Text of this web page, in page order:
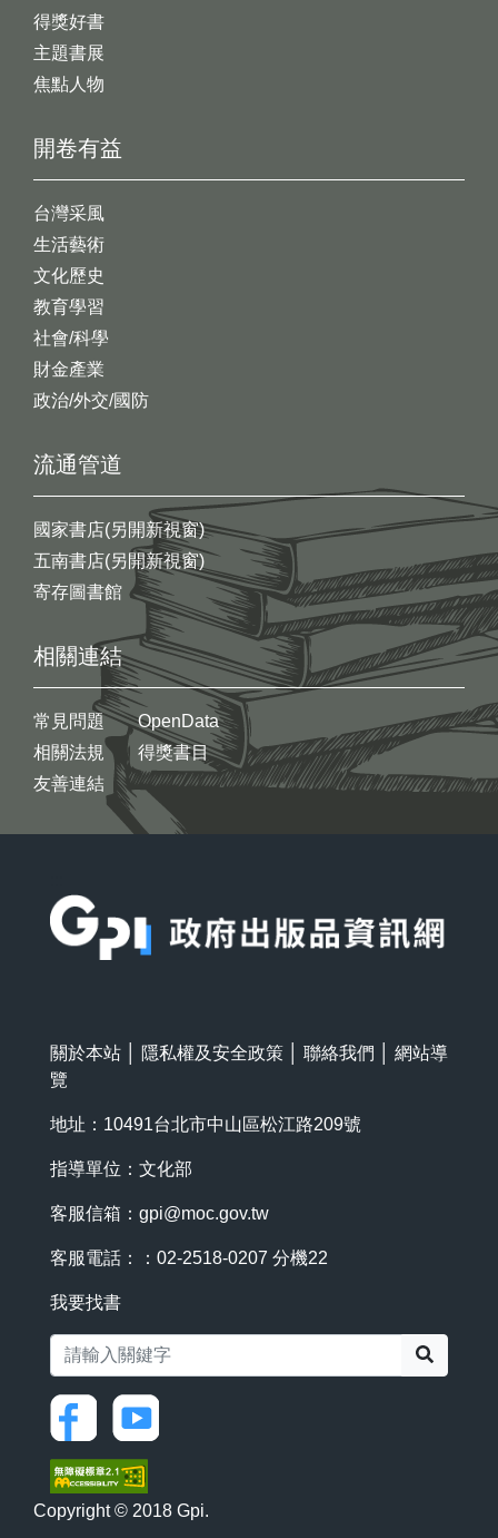
開卷有益
台灣采風
生活藝術
文化歷史
教育學習
社會/科學
財金產業
政治/外交/國防
得獎好書
主題書展
焦點人物
流通管道
國家書店(另開新視窗)
五南書店(另開新視窗)
寄存圖書館
相關連結
常見問題
相關法規
友善連結
OpenData
得獎書目
關於本站 隱私權及安全政策 聯絡我們
網站導
覽
地址：10491台北市中山區松江路209號
指導單位：文化部
客服信箱： gpi@moc.gov.tw
客服電話：：02-2518-0207 分機22
我要找書
Copyright © 2018 Gpi.